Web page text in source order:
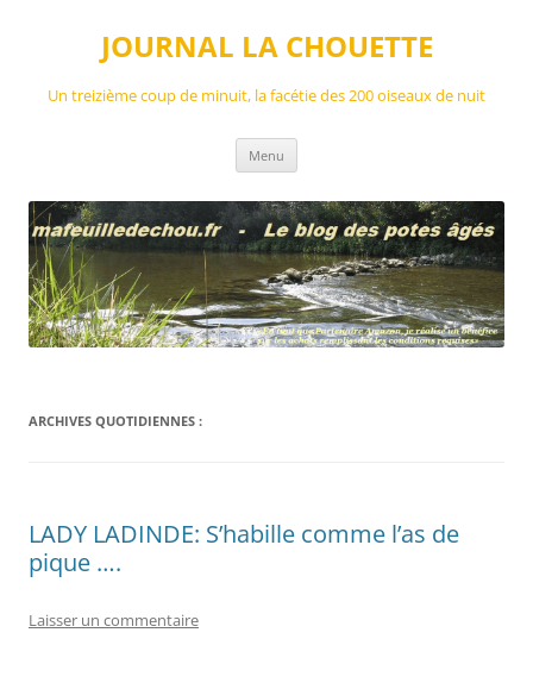
JOURNAL LA CHOUETTE
Un treizième coup de minuit, la facétie des 200 oiseaux de nuit
Menu
ARCHIVES QUOTIDIENNES :
LADY LADINDE: S’habille comme l’as de
pique ….
Laisser un commentaire